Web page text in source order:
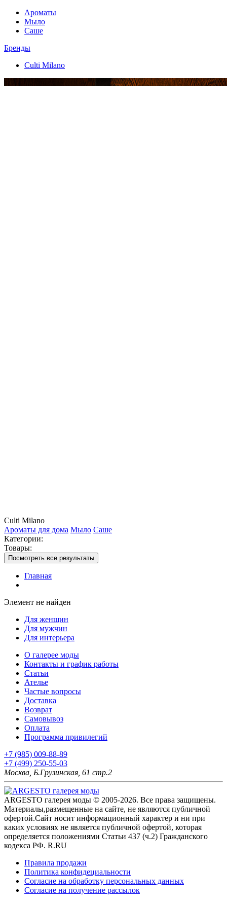
Ароматы
Мыло
Саше
Бренды
Culti Milano
Culti Milano
Ароматы для дома Мыло Саше
Категории:
Товары:
Посмотреть все результаты
Главная
Элемент не найден
Для женщин
Для мужчин
Для интерьера
О галерее моды
Контакты и график работы
Статьи
Ателье
Частые вопросы
Доставка
Возврат
Самовывоз
Оплата
Программа привилегий
+7 (985) 009-88-89
+7 (499) 250-55-03
Москва, Б.Грузинская, 61 стр.2
ARGESTO галерея моды © 2005-2026. Все права защищены.
Материалы,размещенные на сайте, не являются публичной
офертой.Сайт носит информационный характер и ни при
каких условиях не является публичной офертой, которая
определяется положениями Статьи 437 (ч.2) Гражданского
кодекса РФ. R.RU
Правила продажи
Политика конфидециальности
Согласие на обработку персональных данных
Согласие на получение рассылок